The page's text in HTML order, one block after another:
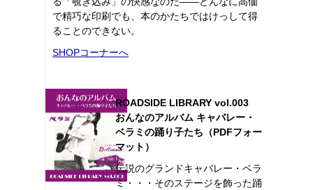
で精巧な印刷でも、本のかたちではけっして得
ることのできない。
SHOPコーナーへ
ROADSIDE LIBRARY vol.003
おんなのアルバム キャバレー・
ベラミの踊り子たち（PDFフォー
マット）
伝説のグランドキャバレー・ベラ
ミ・・・そのステージを飾った踊